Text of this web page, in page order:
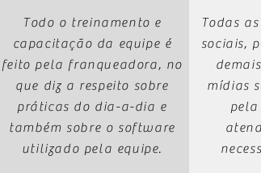
Todo o treinamento e
capacitação da equipe é
feito pela franqueadora, no
que diz a respeito sobre
práticas do dia-a-dia e
também sobre o software
utilizado pela equipe.
Todas
sociais,
mídias
pela